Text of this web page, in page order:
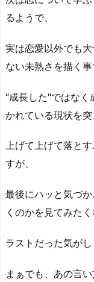
るようで、
実は恋愛以外でも
ない未熟さを描く事
“成長した"ではな
かれている現状を突
上げて上げて落と
すが、
最後にハッと気づ
くのかを見てみたく
ラストだった気がし
まぁでも、あの言